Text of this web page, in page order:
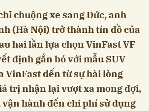
chuộng xe sang Đức, anh
(Hà Nội) trở thành tín đồ của
hai lần lựa chọn VinFast VF
định gắn bó với mẫu SUV
VinFast đến từ sự hài lòng
trị nhận lại vượt xa mong đợi,
hành đến chi phí sử dụng